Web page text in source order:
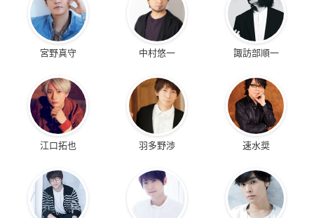
宮野真守 中村悠一 諏訪部順一
江口拓也 羽多野渉 速水奨